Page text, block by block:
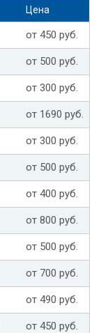
Цена
от 450 руб.
от 500 руб.
от 300 руб.
от 1690 руб.
от 300 руб.
от 500 руб.
от 400 руб.
от 800 руб.
от 500 руб.
от 700 руб.
от 490 руб.
от 450 руб.